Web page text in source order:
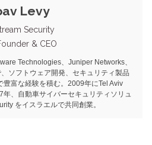
Levy
Security
& CEO
Technologies、Juniper Networks、
ソフトウェア開発、セキュリティ製品
富な経験を積む。2009年にTel Aviv
、自動車サイバーセキュリティソリュ
をイスラエルで共同創業。